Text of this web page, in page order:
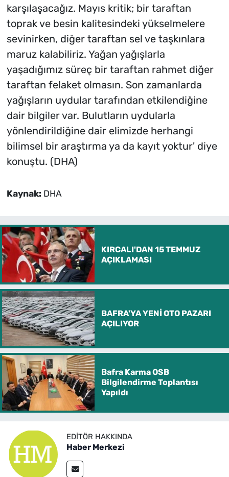
karşılaşacağız. Mayıs kritik; bir taraftan
toprak ve besin kalitesindeki yükselmelere
sevinirken, diğer taraftan sel ve taşkınlara
maruz kalabiliriz. Yağan yağışlarla
yaşadığımız süreç bir taraftan rahmet diğer
taraftan felaket olmasın. Son zamanlarda
yağışların uydular tarafından etkilendiğine
dair bilgiler var. Bulutların uydularla
yönlendirildiğine dair elimizde herhangi
bilimsel bir araştırma ya da kayıt yoktur' diye
konuştu. (DHA)
Kaynak: DHA
KIRCALI'DAN 15 TEMMUZ
AÇIKLAMASI
BAFRA'YA YENİ OTO PAZARI
AÇILIYOR
Bafra Karma OSB
Bilgilendirme Toplantısı
Yapıldı
EDITÖR HAKKINDA
Haber Merkezi